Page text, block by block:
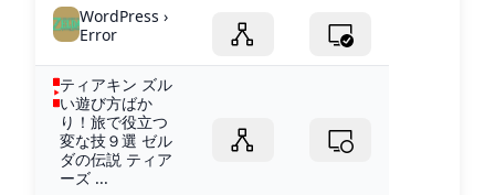
WordPress ›
Error
ティアキン ズル
い遊び方ばか
り！旅で役立つ
変な技９選 ゼル
ダの伝説 ティア
ーズ ...